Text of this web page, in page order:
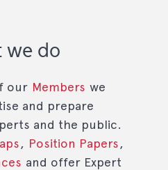
we do
our Members we
and prepare
and the public.
, Position Papers,
and offer Expert